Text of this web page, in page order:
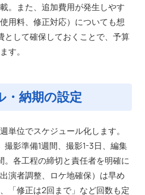
。また、追加費用が発生しやす
用料、修正対応）についても想
として確保しておくことで、予算
す。
・納期の設定
単位でスケジュール化します。
影準備1週間、撮影1-3日、編集
各工程の締切と責任者を明確に
演者調整、ロケ地確保）は早め
「修正は2回まで」など回数も定